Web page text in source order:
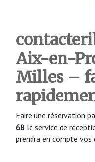
Aix-en-
Milles –
Faire une réservation
68 le service de
prendra en compte vos